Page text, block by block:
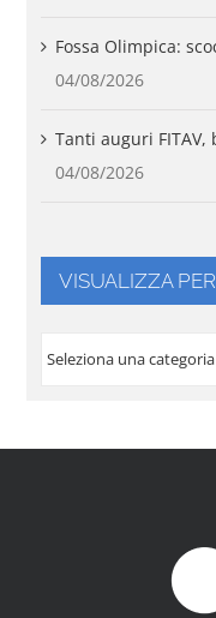
Fossa Olimpica:
04/08/2026
Tanti auguri
04/08/2026
VISUALIZZA